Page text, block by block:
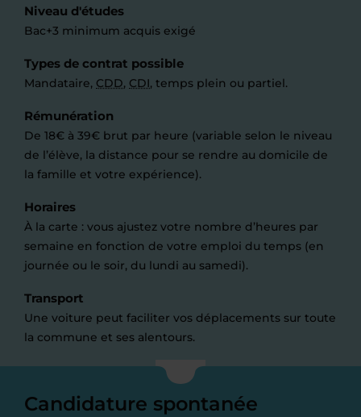
Niveau d'études
Bac+3 minimum acquis exigé
Types de contrat possible
Mandataire, CDD, CDI, temps plein ou partiel.
Rémunération
De 18€ à 39€ brut par heure (variable selon le niveau
de l’élève, la distance pour se rendre au domicile de
la famille et votre expérience).
Horaires
À la carte : vous ajustez votre nombre d’heures par
semaine en fonction de votre emploi du temps (en
journée ou le soir, du lundi au samedi).
Transport
Une voiture peut faciliter vos déplacements sur toute
la commune et ses alentours.
Candidature spontanée